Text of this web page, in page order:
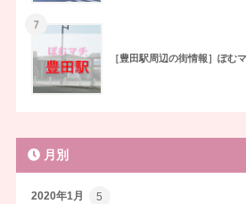
7
［豊田駅周辺の街情報］ぽむ
月別
2020年1月 5